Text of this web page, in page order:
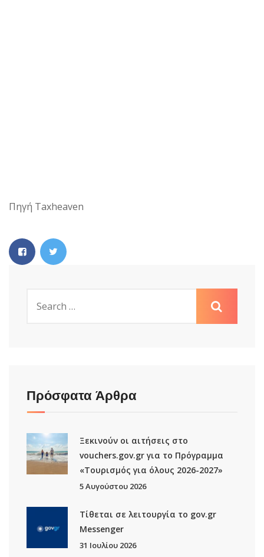
Πηγή Taxheaven
Πρόσφατα Άρθρα
Ξεκινούν οι αιτήσεις στο
vouchers.gov.gr για το Πρόγραμμα
«Τουρισμός για όλους 2026-2027»
5 Αυγούστου 2026
Τίθεται σε λειτουργία το gov.gr
Μessenger
31 Ιουλίου 2026